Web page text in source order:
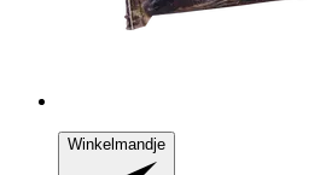
Winkelmandje